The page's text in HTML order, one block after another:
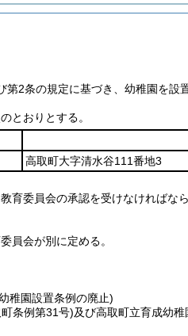
第2条の規定に基づき、幼稚園を設
とおりとする。
高取町大字清水谷111番地3
育委員会の承認を受けなければなら
員会が別に定める。
稚園設置条例の廃止)
条例第31号)及び高取町立育成幼稚